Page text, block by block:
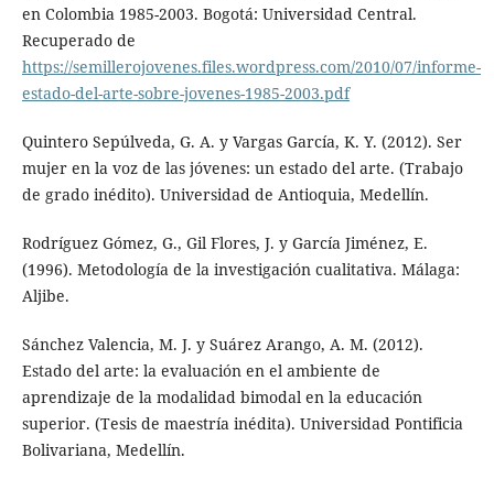
en Colombia 1985-2003. Bogotá: Universidad Central.
Recuperado de
https://semillerojovenes.files.wordpress.com/2010/07/informe-
estado-del-arte-sobre-jovenes-1985-2003.pdf
Quintero Sepúlveda, G. A. y Vargas García, K. Y. (2012). Ser
mujer en la voz de las jóvenes: un estado del arte. (Trabajo
de grado inédito). Universidad de Antioquia, Medellín.
Rodríguez Gómez, G., Gil Flores, J. y García Jiménez, E.
(1996). Metodología de la investigación cualitativa. Málaga:
Aljibe.
Sánchez Valencia, M. J. y Suárez Arango, A. M. (2012).
Estado del arte: la evaluación en el ambiente de
aprendizaje de la modalidad bimodal en la educación
superior. (Tesis de maestría inédita). Universidad Pontificia
Bolivariana, Medellín.